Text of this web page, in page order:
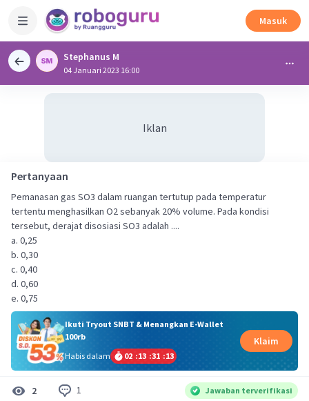
Masuk
Stephanus M
04 Januari 2023 16:00
Iklan
Pertanyaan
Pemanasan gas SO3 dalam ruangan tertutup pada temperatur
tertentu menghasilkan O2 sebanyak 20% volume. Pada kondisi
tersebut, derajat disosiasi SO3 adalah ....
a. 0,25
b. 0,30
c. 0,40
d. 0,60
e. 0,75
Ikuti Tryout SNBT & Menangkan E-Wallet
100rb
Habis dalam
02 :13 :31 :13
Klaim
2 1 Jawaban terverifikasi